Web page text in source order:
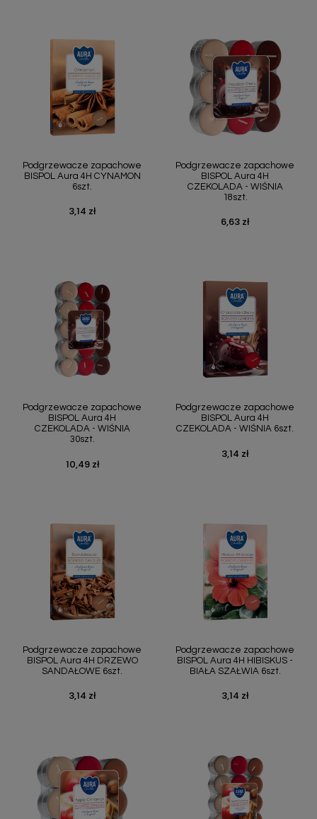
Podgrzewacze zapachowe
BISPOL Aura 4H CYNAMON
6szt.
Cena
3,14 zł
Podgrzewacze zapachowe
BISPOL Aura 4H
CZEKOLADA - WIŚNIA
18szt.
Cena
6,63 zł
Podgrzewacze zapachowe
BISPOL Aura 4H
CZEKOLADA - WIŚNIA
30szt.
Cena
10,49 zł
Podgrzewacze zapachowe
BISPOL Aura 4H
CZEKOLADA - WIŚNIA 6szt.
Cena
3,14 zł
Podgrzewacze zapachowe
BISPOL Aura 4H DRZEWO
SANDAŁOWE 6szt.
Cena
3,14 zł
Podgrzewacze zapachowe
BISPOL Aura 4H HIBISKUS -
BIAŁA SZAŁWIA 6szt.
Cena
3,14 zł